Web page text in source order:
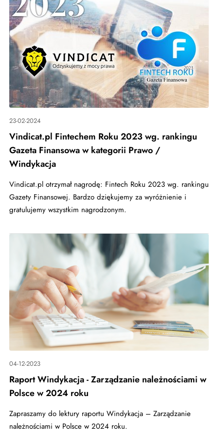
23-02-2024
Vindicat.pl Fintechem Roku 2023 wg. rankingu
Gazeta Finansowa w kategorii Prawo /
Windykacja
Vindicat.pl otrzymał nagrodę: Fintech Roku 2023 wg. rankingu
Gazety Finansowej. Bardzo dziękujemy za wyróżnienie i
gratulujemy wszystkim nagrodzonym.
04-12-2023
Raport Windykacja - Zarządzanie należnościami w
Polsce w 2024 roku
Zapraszamy do lektury raportu Windykacja – Zarządzanie
należnościami w Polsce w 2024 roku.